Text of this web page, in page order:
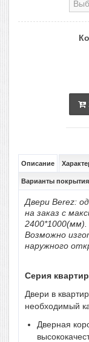
Описание
Варианты покрытия
Двери Berez:
на заказ с
2400*1000(мм).
Возможно
наружного
Серия
Двери в
необходимый
Дверная